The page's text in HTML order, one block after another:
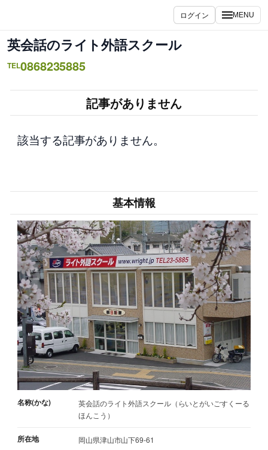
を
ス
キ
ログイン MENU
英会話のライト外語スクール
TEL0868235885
記事がありません
該当する記事がありません。
基本情報
名称(かな)
英会話のライト外語スクール（らいとがいごすくーる
ほんこう）
所在地 岡山県津山市山下69-61